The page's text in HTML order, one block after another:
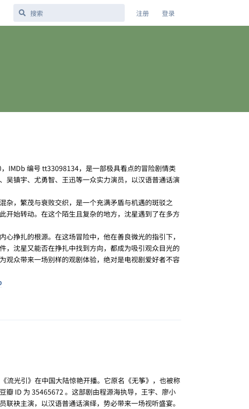
注册 登录
IMDb 编号 tt33098134，是一部极具看点的冒险剧情类
吴镇宇、尤勇智、王迅等一众实力演员，以汉语普通话演
杂，繁茂与衰败交织，是一个充满矛盾与机遇的斑驳之
开始转动。在这个陌生且复杂的地方，沈星遇到了在多方
挣扎的根源。在这场冒险中，他在善良微光的指引下，
，沈星又能否在挣扎中找到方向，都成为吸引观众目光的
观众带来一场别样的观剧体验，绝对是电视剧爱好者不容
流光引》在中国大陆惊艳开播。它原名《无筝》，也被称
瓣 ID 为 35465672 。这部剧由程源海执导，王宇、廖小
袂主演，以汉语普通话演绎，势必带来一场视听盛宴。